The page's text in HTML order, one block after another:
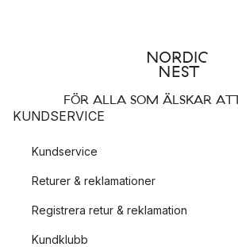
FÖR ALLA SOM ÄLSKAR
KUNDSERVICE
Kundservice
Returer & reklamationer
Registrera retur & reklamation
Kundklubb